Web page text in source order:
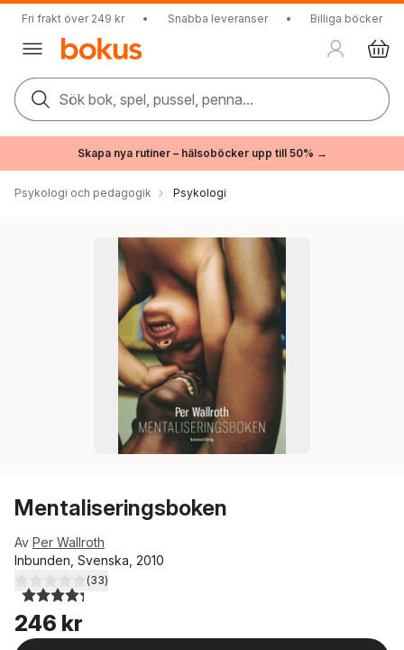
Fri frakt över 249 kr • Snabba leveranser • Billiga böcker
Sök bok, spel, pussel, penna...
Skapa nya rutiner – hälsoböcker upp till 50% →
Psykologi och pedagogik Psykologi
Mentaliseringsboken
Av Per Wallroth
Inbunden, Svenska, 2010
4,3utav 5 stjärnor. Totalt antal röster:
(33)
246 kr